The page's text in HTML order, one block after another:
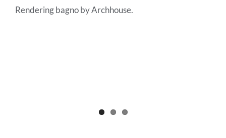
Rendering bagno by Archhouse.